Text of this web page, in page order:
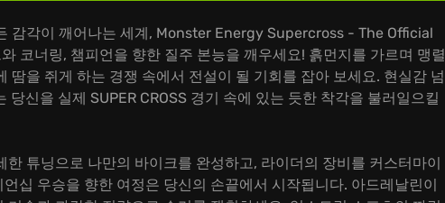
감각이 깨어나는 세계, Monster Energy Supercross - The Official
코너링, 챔피언을 향한 질주 본능을 깨우세요! 흙먼지를 가르며 맹렬
땀을 쥐게 하는 경쟁 속에서 전설이 될 기회를 잡아 보세요. 현실감 넘
당신을 실제 SUPER CROSS 경기 속에 있는 듯한 착각을 불러일으킬
튜닝으로 나만의 바이크를 완성하고, 라이더의 장비를 커스터마이
십 우승을 향한 여정은 당신의 손끝에서 시작됩니다. 아드레날린이